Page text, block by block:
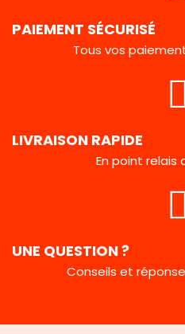
PAIEMENT SÉCURISÉ
Tous vos
LIVRAISON RAPIDE
En point relais
UNE QUESTION ?
Conseils et